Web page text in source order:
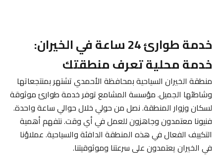
خدمة طوارئ 24 ساعة في الخيران:
خدمة محلية تعرف منطقتك
منطقة الخيران السياحية بمحافظة الأحمدي تشتهر بمنتجعاتها
وشاطئها الجميل. مؤسسة المشامع توفر خدمة طوارئ موثوقة
لسكان وزوار المنطقة. نصل من حولي خلال حوالي ساعة واحدة.
فنيونا معتمدون وجاهزون للعمل في أي وقت. نتفهم أهمية
التكييف الفعال في هذه المنطقة الدافئة والسياحية. عملاؤنا
في الخيران يعتمدون على سرعتنا وموثوقيتنا.